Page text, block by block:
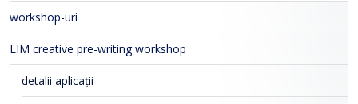
workshop-uri
LIM creative pre-writing workshop
detalii aplicații